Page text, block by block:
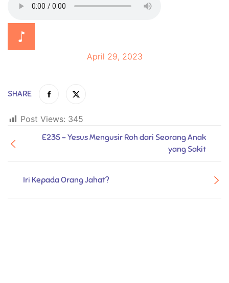
April 29, 2023
SHARE
Post Views: 345
Iri Kepada Orang Jahat?
E235 - Yesus Mengusir Roh dari Seorang Anak
yang Sakit